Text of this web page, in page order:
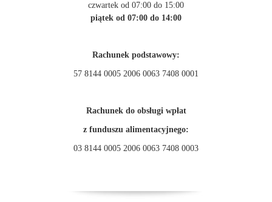
czwartek od 07:00 do 15:00
piątek od 07:00 do 14:00
Rachunek podstawowy:
57 8144 0005 2006 0063 7408 0001
Rachunek do obsługi wpłat
z funduszu alimentacyjnego:
03 8144 0005 2006 0063 7408 0003